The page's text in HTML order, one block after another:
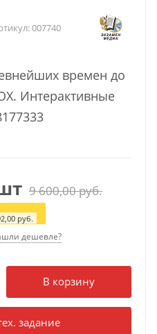
007740
времен до
Интерактивные
9 600,00руб.
руб.
дешевле?
В корзину
задание